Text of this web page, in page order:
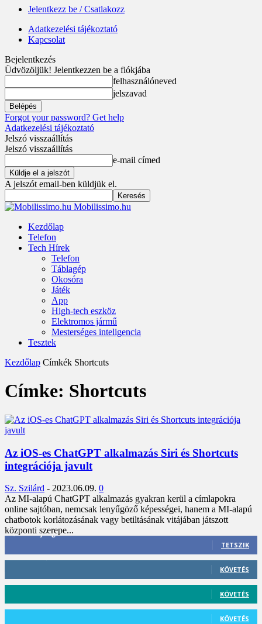
Jelentkezz be / Csatlakozz
Adatkezelési tájékoztató
Kapcsolat
Bejelentkezés
Üdvözöljük! Jelentkezzen be a fiókjába
felhasználóneved
jelszavad
Forgot your password? Get help
Adatkezelési tájékoztató
Jelszó visszaállítás
Jelszó visszaállítás
e-mail címed
A jelszót email-ben küldjük el.
Mobilissimo.hu
Kezdőlap
Telefon
Tech Hírek
Telefon
Táblagép
Okosóra
Játék
App
High-tech eszköz
Elektromos jármű
Mesterséges inteligencia
Tesztek
Kezdőlap Címkék Shortcuts
Címke: Shortcuts
Az iOS-es ChatGPT alkalmazás Siri és Shortcuts
integrációja javult
Sz. Szilárd - 2023.06.09. 0
Az MI-alapú ChatGPT alkalmazás gyakran kerül a címlapokra
online sajtóban, nemcsak lenyűgöző képességei, hanem a MI-alapú
chatbotok korlátozásának vagy betiltásának vitájában játszott
központi szerepe...
3,452 Rajongók
TETSZIK
KÖVETÉS
KÖVETÉS
KÖVETÉS